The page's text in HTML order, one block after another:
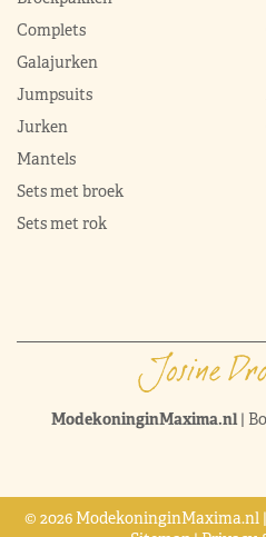
Complets
Galajurken
Jumpsuits
Jurken
Mantels
Sets met broek
Sets met rok
ModekoninginMaxima.nl|
© 2026 ModekoninginMaxima.nl